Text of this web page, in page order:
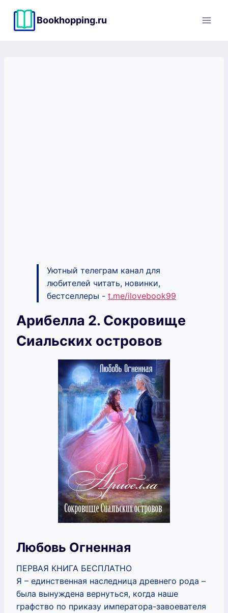
содержимому
Bookhopping.ru
Уютный телеграм канал для
любителей читать, новинки,
бестселлеры - t.me/ilovebook99
Арибелла 2. Сокровище
Сиальских островов
Любовь Огненная
ПЕРВАЯ КНИГА БЕСПЛАТНО
Я – единственная наследница древнего рода –
была вынуждена вернуться, когда наше
графство по приказу императора-завоевателя